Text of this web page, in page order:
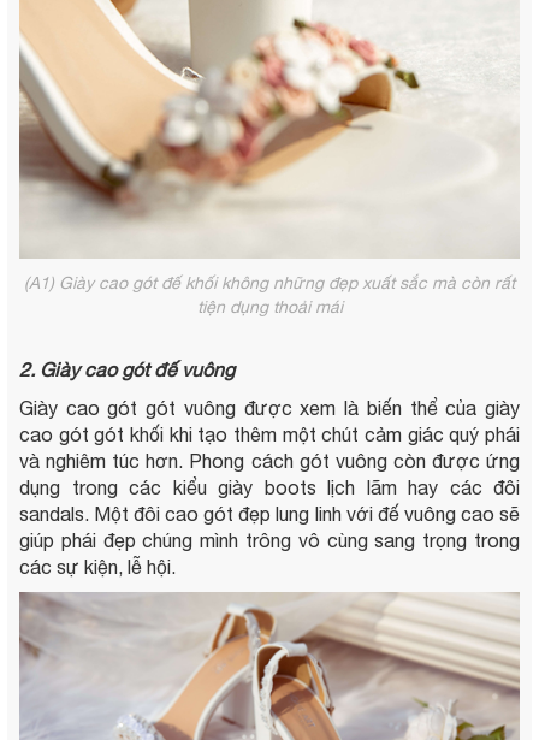
(A1) Giày cao gót đế khối không những đẹp xuất sắc mà còn rất
tiện dụng thoải mái
2. Giày cao gót đế vuông
Giày cao gót gót vuông được xem là biến thể của giày
cao gót gót khối khi tạo thêm một chút cảm giác quý phái
và nghiêm túc hơn. Phong cách gót vuông còn được ứng
dụng trong các kiểu giày boots lịch lãm hay các đôi
sandals. Một đôi cao gót đẹp lung linh với đế vuông cao sẽ
giúp phái đẹp chúng mình trông vô cùng sang trọng trong
các sự kiện, lễ hội.